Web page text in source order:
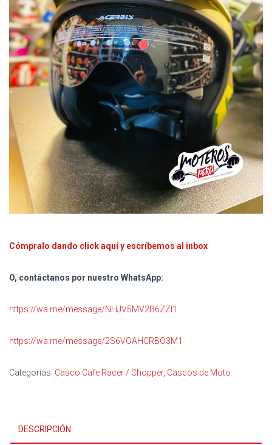
Cómpralo dando click aquí y escríbemos al inbox
O, contáctanos por nuestro WhatsApp:
https://wa.me/message/NHJV5MV2B6ZZI1
https://wa.me/message/2S6VOAHCRBO3M1
Categorías: Casco Cafe Racer / Chopper, Cascos de Moto
DESCRIPCIÓN